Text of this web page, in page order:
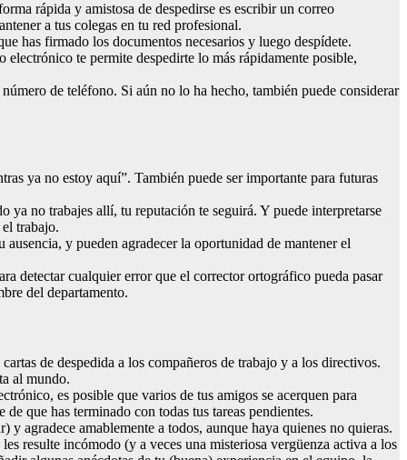
rápida y amistosa de despedirse es escribir un correo
a tus colegas en tu red profesional.
has firmado los documentos necesarios y luego despídete.
te permite despedirte lo más rápidamente posible,
de teléfono. Si aún no lo ha hecho, también puede considerar
ya no estoy aquí”. También puede ser importante para futuras
ya no trabajes allí, tu reputación te seguirá. Y puede interpretarse
trabajo.
y pueden agradecer la oportunidad de mantener el
detectar cualquier error que el corrector ortográfico pueda pasar
del departamento.
de despedida a los compañeros de trabajo y a los directivos.
al mundo.
es posible que varios de tus amigos se acerquen para
que has terminado con todas tus tareas pendientes.
y agradece amablemente a todos, aunque haya quienes no quieras.
resulte incómodo (y a veces una misteriosa vergüenza activa a los